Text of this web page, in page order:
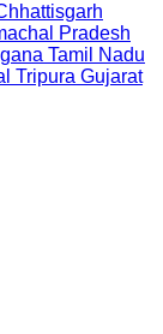
Pradesh
Tamil Nadu
Tripura Gujarat